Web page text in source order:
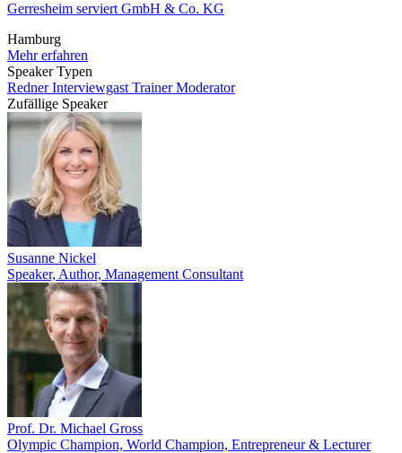
Gerresheim serviert GmbH & Co. KG
Hamburg
Mehr erfahren
Speaker Typen
RednerInterviewgast TrainerModerator
Zufällige Speaker
Susanne Nickel
Speaker, Author, Management Consultant
Prof. Dr. Michael Gross
Olympic Champion, World Champion, Entrepreneur & Lecturer